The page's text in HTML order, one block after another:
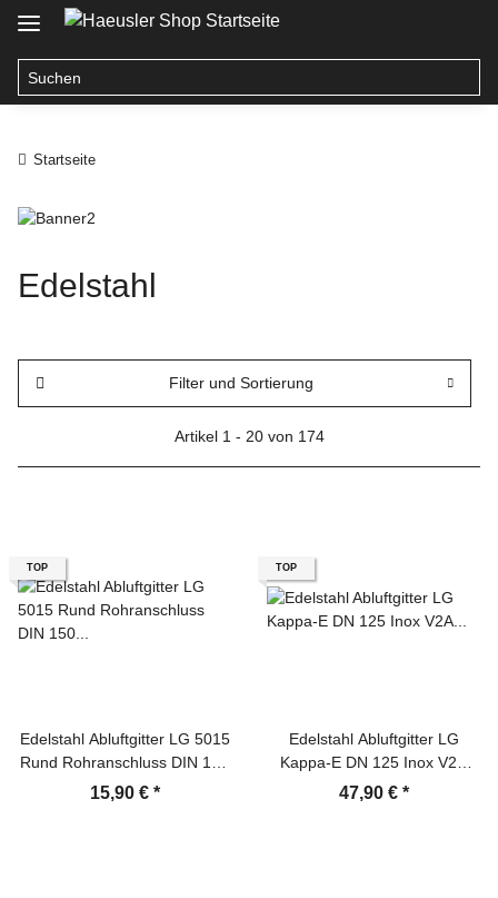
Startseite
Edelstahl
Filter und Sortierung
Artikel 1 - 20 von 174
TOP
Edelstahl Abluftgitter LG 5015
Rund Rohranschluss DIN 150
Lüftungsgitter
15,90 € *
TOP
Edelstahl Abluftgitter LG
Kappa-E DN 125 Inox V2A
Rohranschluss
47,90 € *